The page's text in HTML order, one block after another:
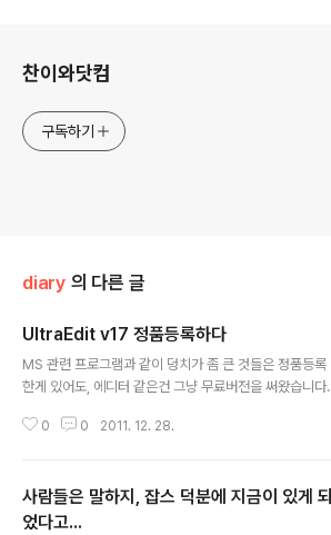
찬이와닷컴
구독하기
diary 의 다른 글
UltraEdit v17 정품등록하다
MS 관련 프로그램과 같이 덩치가 좀 큰 것들은 정품등록
한게 있어도, 에디터 같은건 그냥 무료버전을 써왔습니다.
og 파일이 txt 면서 되게 큰 파일인 경우가 종종 생기는데,
et~ ^^ 근데, 정품인증 2번까지만 되는건 좀 너무했다 ;;;;
0 0 2011. 12. 28.
사람들은 말하지, 잡스 덕분에 지금이 있게 되
었다고...